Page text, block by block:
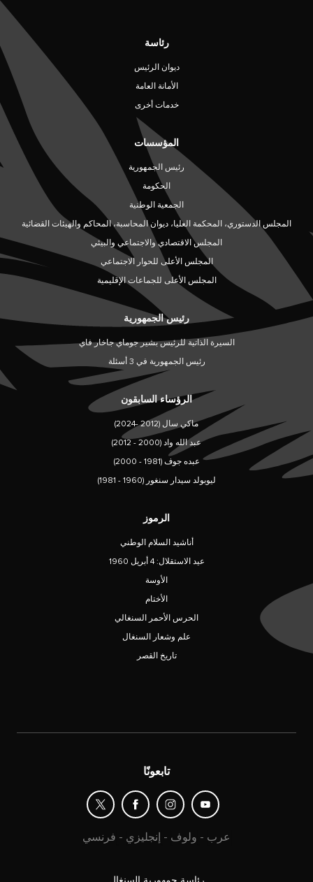
رئاسة
ديوان الرئيس
الأمانة العامة
خدمات أخرى
المؤسسات
رئيس الجمهورية
الحكومة
الجمعية الوطنية
المجلس الدستوري، المحكمة العليا، ديوان المحاسبة، المحاكم والهيئات القضائية
المجلس الاقتصادي والاجتماعي والبيئي
المجلس الأعلى للحوار الاجتماعي
المجلس الأعلى للجماعات الإقليمية
رئيس الجمهورية
السيرة الذاتية للرئيس بشير جوماي جاخار فاي
رئيس الجمهورية في 3 أسئلة
الرؤساء السابقون
ماكي سال (2012 -2024)
عبد الله واد (2000 - 2012)
عبده جوف (1981 - 2000)
ليوبولد سيدار سنغور (1960 - 1981)
الرموز
أناشيد السلام الوطني
عيد الاستقلال: 4 أبريل 1960
الأوسة
الأختام
الحرس الأحمر السنغالي
علم وشعار السنغال
تاريخ القصر
تابعونًا
فرنسي - إنجليزي - ولوف - عرب